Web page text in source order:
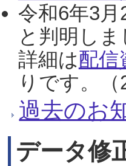
令和6年3
と判明し
詳細は配信
りです。（
過去のお
データ修